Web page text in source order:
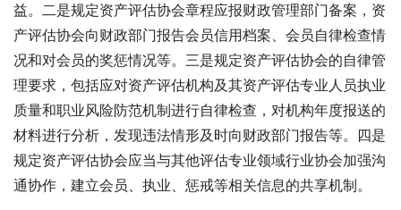
益。二是规定资产评估协会章程应报财政管理部门备案，资
产评估协会向财政部门报告会员信用档案、会员自律检查情
况和对会员的奖惩情况等。三是规定资产评估协会的自律管
理要求，包括应对资产评估机构及其资产评估专业人员执业
质量和职业风险防范机制进行自律检查，对机构年度报送的
材料进行分析，发现违法情形及时向财政部门报告等。四是
规定资产评估协会应当与其他评估专业领域行业协会加强沟
通协作，建立会员、执业、惩戒等相关信息的共享机制。